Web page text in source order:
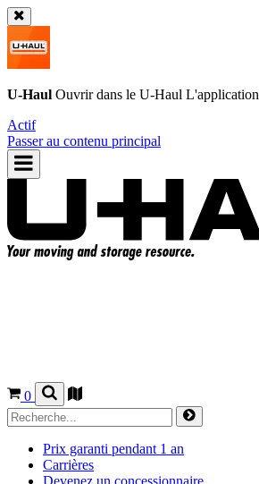
U-Haul Ouvrir dans le U-Haul L'application
Actif
Passer au contenu principal
0
Prix garanti pendant 1 an
Carrières
Devenez un concessionnaire